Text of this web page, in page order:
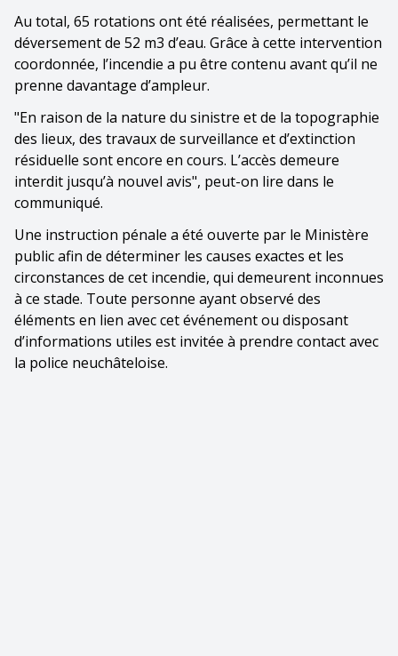
Au total, 65 rotations ont été réalisées, permettant le
déversement de 52 m3 d’eau. Grâce à cette intervention
coordonnée, l’incendie a pu être contenu avant qu’il ne
prenne davantage d’ampleur.
"En raison de la nature du sinistre et de la topographie
des lieux, des travaux de surveillance et d’extinction
résiduelle sont encore en cours. L’accès demeure
interdit jusqu’à nouvel avis", peut-on lire dans le
communiqué.
Une instruction pénale a été ouverte par le Ministère
public afin de déterminer les causes exactes et les
circonstances de cet incendie, qui demeurent inconnues
à ce stade. Toute personne ayant observé des
éléments en lien avec cet événement ou disposant
d’informations utiles est invitée à prendre contact avec
la police neuchâteloise.